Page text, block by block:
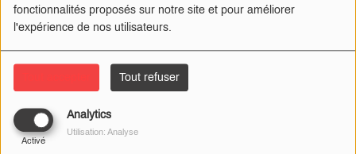
fonctionnalités proposés sur notre site et pour améliorer
l'expérience de nos utilisateurs.
Tout refuser
Analytics
Activé
Utilisation: Analyse